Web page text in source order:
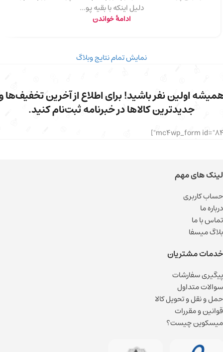
دلیل اینکه با بقیه پو...
ادامهٔ خواندن
نمایش تمام نتایج وبلاگ
اولین نفر باشید! برای اطلاع از آخرین تخفیف‌ها
جدیدترین کالاها در خبرنامه ثبت‌نام کنید.
لینک های مهم
حساب کاربری
درباره ما
تماس با ما
بلاگ میسفا
خدمات مشتریان
پیگیری سفارشات
سوالات متداول
حمل و نقل و تحویل کالا
قوانین و مقررات
میسکوین چیست؟